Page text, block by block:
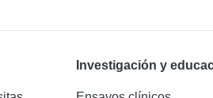
Investigación y